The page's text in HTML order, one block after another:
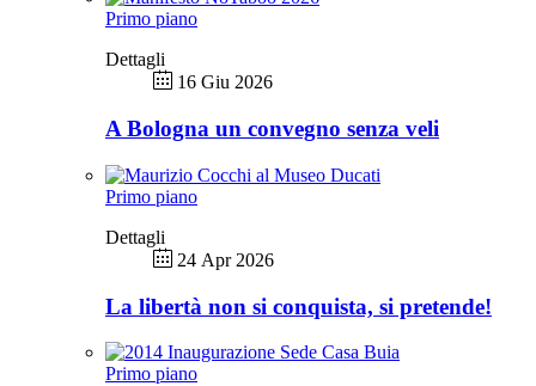
Primo piano
Dettagli
16 Giu 2026
A Bologna un convegno senza veli
Primo piano
Dettagli
24 Apr 2026
La libertà non si conquista, si pretende!
Primo piano